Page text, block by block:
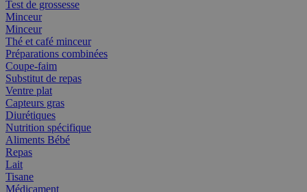
Test de grossesse
Minceur
Minceur
Thé et café minceur
Préparations combinées
Coupe-faim
Substitut de repas
Ventre plat
Capteurs gras
Diurétiques
Nutrition spécifique
Aliments Bébé
Repas
Lait
Tisane
Médicament